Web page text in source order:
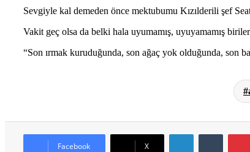
Sevgiyle kal demeden önce mektubumu Kızılderili şef
Vakit geç olsa da belki hala uyumamış, uyuyamamış
“Son ırmak kuruduğunda, son ağaç yok olduğunda, son
Facebook X
LinkedInTumblr